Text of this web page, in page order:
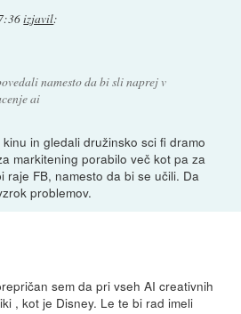
izjavil:
namesto da bi sli naprej v
ai
in gledali družinsko sci fi dramo
markitening porabilo več kot pa za
raje FB, namesto da bi se učili. Da
problemov.
sem da pri vseh AI creativnih
, kot je Disney. Le te bi rad imeli